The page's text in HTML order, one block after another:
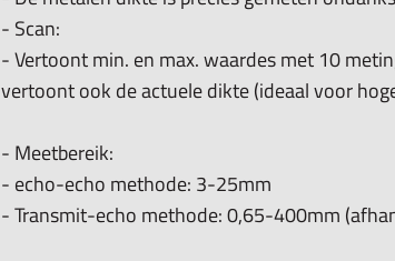
- Scan:
- Vertoont min. en max. waardes met 10
vertoont ook de actuele dikte (ideaal voor
- Meetbereik:
- echo-echo methode: 3-25mm
- Transmit-echo methode: 0,65-400mm